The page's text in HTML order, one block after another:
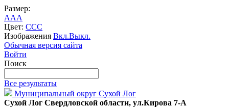
Размер:
AAA
Цвет: CCC
Изображения Вкл.Выкл.
Обычная версия сайта
Войти
Поиск
Все результаты
Муниципальный округ Сухой Лог
Сухой Лог Свердловской области, ул.Кирова 7-А